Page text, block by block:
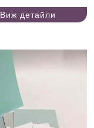
Виж детайли